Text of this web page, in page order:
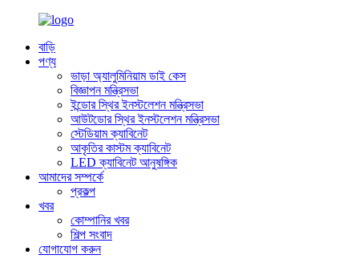
বাড়ি
পণ্য
ভাড়া অ্যালুমিনিয়াম ডাই কেস
বিজ্ঞাপন মন্ত্রিসভা
ইন্ডোর স্থির ইনস্টলেশন মন্ত্রিসভা
আউটডোর স্থির ইনস্টলেশন মন্ত্রিসভা
স্টেডিয়াম ক্যাবিনেট
আকৃতির কাস্টম ক্যাবিনেট
LED ক্যাবিনেট আনুষঙ্গিক
আমাদের সম্পর্কে
প্রকল্প
খবর
কোম্পানির খবর
শিল্প সংবাদ
যোগাযোগ করুন